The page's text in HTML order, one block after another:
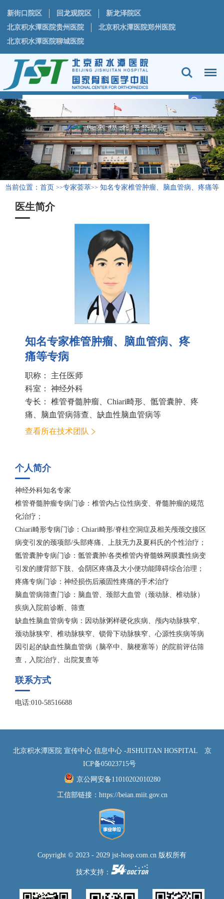
新街口院区 回龙观院区
新龙泽院区
北京积水潭医院贵州医院
北京积水潭医院郑州医院
北京积水潭医院聊城医院
当前位置： 首页 >>专家荟萃>> 知名专家椎管肿瘤、脑血管病、疼痛等
专病医生简介
知名专家椎管肿瘤、脑血管病、疼
痛等专病
职称： 主任医师
科室： 神经外科
专长： 椎管脊髓肿瘤、Chiari畸形、骶管囊肿、疼
痛、脑血管病筛查、缺血性脑血管病等
查看所在技术团队
个人简介
神经外科知名专家
椎管脊髓肿瘤专病门诊：椎管内占位性病变、脊髓肿瘤的规范
化治疗；
Chiari畸形专病门诊：Chiari畸形/脊柱空洞症及相关颅颈交接区
病变引发的颈项部/头部疼痛、上肢无力及夏科氏的个性治疗；
骶管囊肿专病门诊：骶管囊肿/各类椎管内脊髓蛛网膜囊性病变
引发的腰背部下肢、会阴区疼痛及大小便功能障碍综合治理；
疼痛专病门诊：神经损伤后顽固性疼痛的手术治疗
脑血管病筛查门诊：脑血管、颈部大血管（颈动脉、椎动脉）
疾病入院前诊断、筛查
缺血性脑血管病专病：因动脉粥样硬化疾病、颅内动脉狭窄、
颈动脉狭窄、椎动脉狭窄、锁骨下动脉狭窄、心源性疾病等病
因引起的缺血性脑血管病（脑卒中、脑梗塞等）的院前评估筛
查，入院治疗、出院复查等
联系方式
电话:010-58516688
北京积水潭医院 宣传中心 信息中心 -JISHUITAN HOSPITAL
京
ICP备05023715号
京公网安备11010202010280
工信部链接： https://beian.miit.gov.cn
Copyright © 2023 - 2029 jst-hosp.com.cn 版权所有
技术支持：